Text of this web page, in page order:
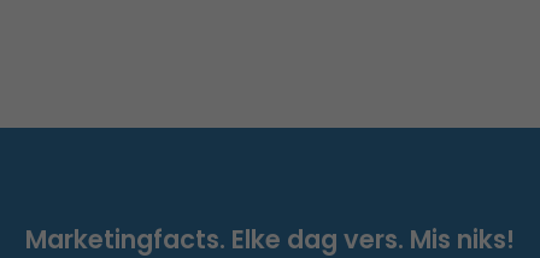
Marketingfacts. Elke dag vers. Mis niks!